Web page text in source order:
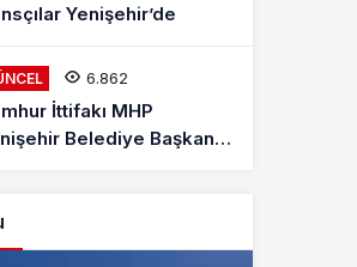
Yenişehir’de
6.862
İttifakı MHP
Belediye Başkan